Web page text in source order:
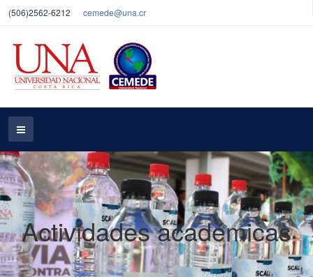
(506)2562-6212 cemede@una.cr
Actividades académicas